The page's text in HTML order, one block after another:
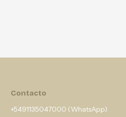
Contacto
+5491135047000 (WhatsApp)